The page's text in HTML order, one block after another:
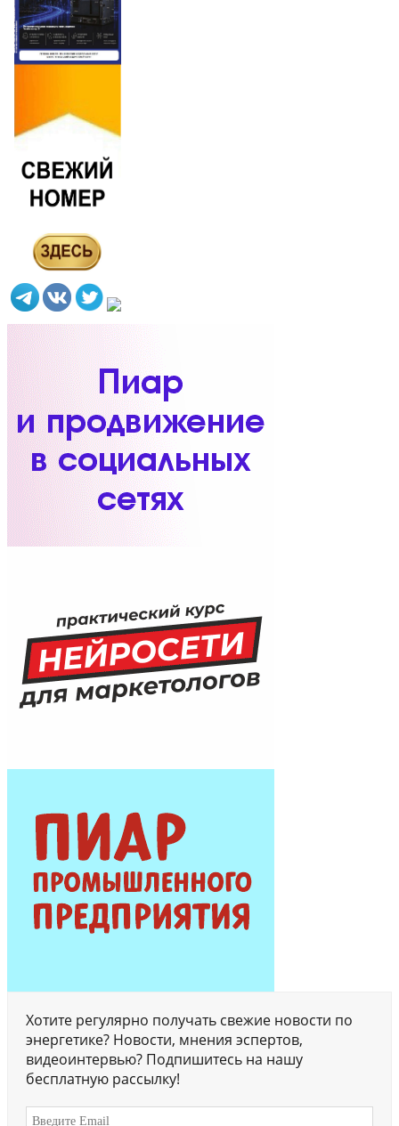
Хотите регулярно получать свежие новости по
энергетике? Новости, мнения эспертов,
видеоинтервью? Подпишитесь на нашу
бесплатную рассылку!